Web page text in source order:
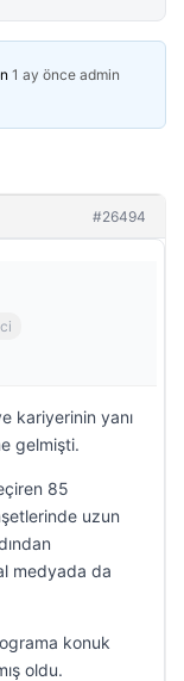
1 ay önce admin
#26494
kariyerinin yanı
gelmişti.
85
uzun
medyada da
konuk
oldu.